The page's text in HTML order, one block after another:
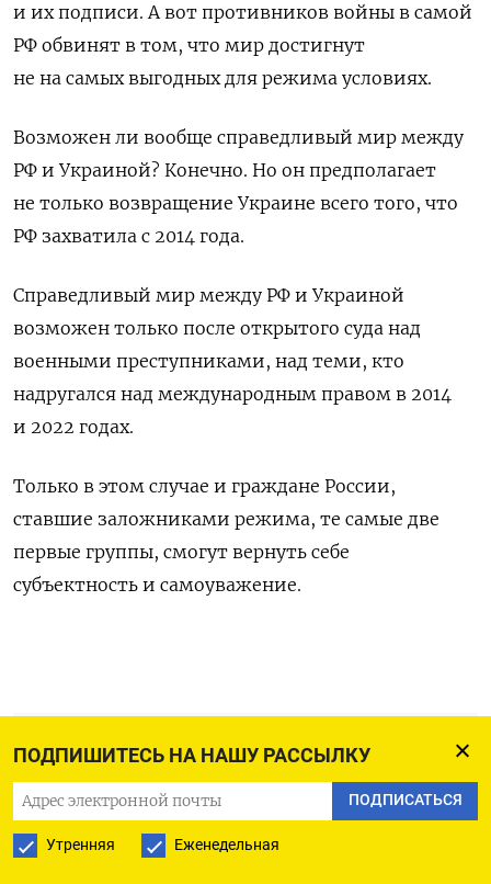
ПОДПИШИТЕСЬ НА НАШУ РАССЫЛКУ
ПОДПИСАТЬСЯ
Утренняя Еженедельная
и их подписи. А вот противников войны в самой
РФ обвинят в том, что мир достигнут
не на самых выгодных для режима условиях.
Возможен ли вообще справедливый мир между
РФ и Украиной? Конечно. Но он предполагает
не только возвращение Украине всего того, что
РФ захватила с 2014 года.
Справедливый мир между РФ и Украиной
возможен только после открытого суда над
военными преступниками, над теми, кто
надругался над международным правом в 2014
и 2022 годах.
Только в этом случае и граждане России,
ставшие заложниками режима, те самые две
первые группы, смогут вернуть себе
субъектность и самоуважение.